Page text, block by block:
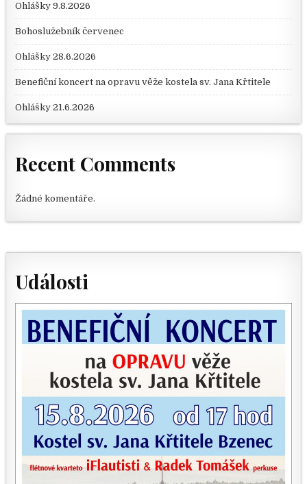
Ohlášky 9.8.2026
Bohoslužebník červenec
Ohlášky 28.6.2026
Benefiční koncert na opravu věže kostela sv. Jana Křtitele
Ohlášky 21.6.2026
Recent Comments
Žádné komentáře.
Události